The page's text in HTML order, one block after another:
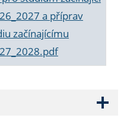
a příprav
začínajícímu